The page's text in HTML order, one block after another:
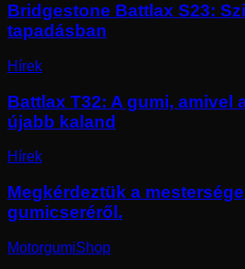
Bridgestone Battlax S23:
tapadásban
Hírek
Battlax T32: A gumi, amivel
újabb kaland
Hírek
Megkérdeztük a
gumicseréről.
MotorgumiShop